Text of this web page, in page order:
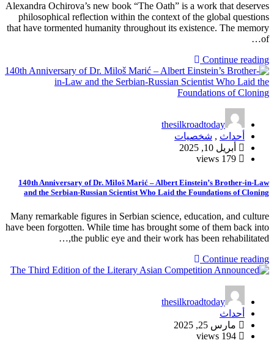
Alexandra Ochirova’s new book “The Oath” is a work that deserves
philosophical reflection within the context of the global questions
that have tormented humanity throughout its existence. The memory
of…
Continue reading
thesilkroadtoday
أحداث , شخصيات
أبريل 10, 2025
140th Anniversary of Dr. Miloš Marić – Albert Einstein’s Brother-in-Law
and the Serbian-Russian Scientist Who Laid the Foundations of Cloning
Many remarkable figures in Serbian science, education, and culture
have been forgotten. While time has brought some of them back into
the public eye and their work has been rehabilitated,…
Continue reading
thesilkroadtoday
أحداث
مارس 25, 2025